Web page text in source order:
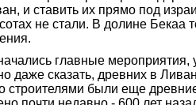
и ставить их прямо под
не стали. В долине Бекаа
главные
даже сказать, древних в
строителями были еще